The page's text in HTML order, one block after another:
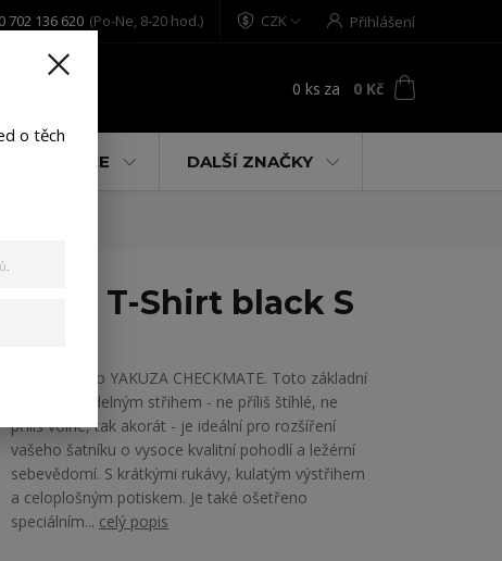
CZK Přihlášení
702 136 620 (Po-Ne, 8-20 hod.)
0 ks za 0 Kč
% AKCE DALŠÍ ZNAČKY
T-Shirt black S
Pánské tričko YAKUZA CHECKMATE. Toto základní
triko s pravidelným střihem - ne příliš štíhlé, ne
příliš volné, tak akorát - je ideální pro rozšíření
vašeho šatníku o vysoce kvalitní pohodlí a ležérní
sebevědomí. S krátkými rukávy, kulatým výstřihem
a celoplošným potiskem. Je také ošetřeno
speciálním... celý popis
o těch
.